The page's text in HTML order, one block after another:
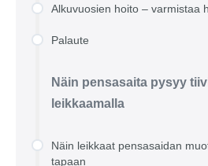
Alkuvuosien hoito – varmistaa
Palaute
Näin pensasaita pysyy
leikkaamalla
Näin leikkaat pensasaidan
tapaan